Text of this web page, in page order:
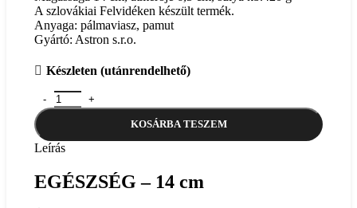
A szlovákiai Felvidéken készült termék.
Anyaga: pálmaviasz, pamut
Gyártó: Astron s.r.o.
Készleten (utánrendelhető)
EGÉSZSÉG - 14 cm mennyiség
KOSÁRBA TESZEM
Leírás
EGÉSZSÉG – 14 cm